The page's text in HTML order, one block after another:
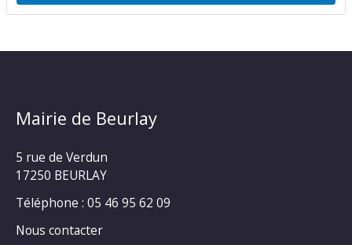
Mairie de Beurlay
5 rue de Verdun
17250 BEURLAY
Téléphone : 05 46 95 62 09
Nous contacter